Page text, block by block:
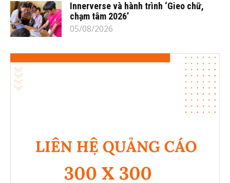
Innerverse và hành trình ‘Gieo chữ,
chạm tâm 2026’
05/08/2026